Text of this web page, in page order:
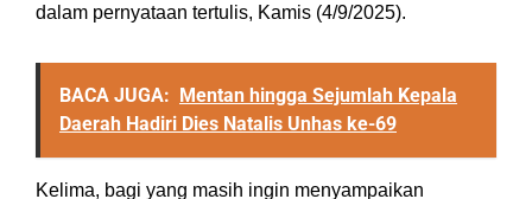
dalam pernyataan tertulis, Kamis (4/9/2025).
BACA JUGA: Mentan hingga Sejumlah Kepala
Daerah Hadiri Dies Natalis Unhas ke-69
Kelima, bagi yang masih ingin menyampaikan